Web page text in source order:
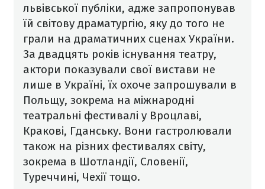
львівської публіки, адже запропонував
їй світову драматургію, яку до того не
грали на драматичних сценах України.
За двадцять років існування театру,
актори показували свої вистави не
лише в Україні, їх охоче запрошували в
Польщу, зокрема на міжнародні
театральні фестивалі у Вроцлаві,
Кракові, Гданську. Вони гастролювали
також на різних фестивалях світу,
зокрема в Шотландії, Словенії,
Туреччині, Чехії тощо.